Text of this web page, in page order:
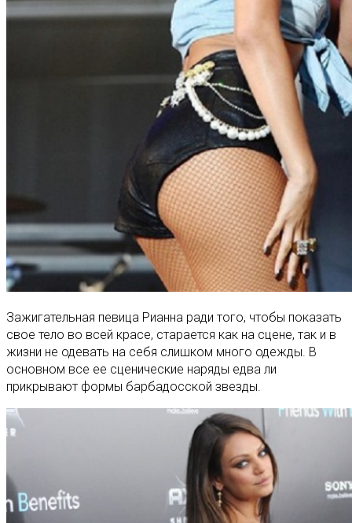
Зажигательная певица Рианна ради того, чтобы показать
свое тело во всей красе, старается как на сцене, так и в
жизни не одевать на себя слишком много одежды. В
основном все ее сценические наряды едва ли
прикрывают формы барбадосской звезды.